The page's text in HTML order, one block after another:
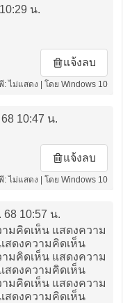
น.
แจ้งลบ
: ไม่แสดง | โดย Windows 10
10:47 น.
แจ้งลบ
: ไม่แสดง | โดย Windows 10
68 10:57 น.
มคิดเห็น แสดงความ
สดงความคิดเห็น
มคิดเห็น แสดงความ
สดงความคิดเห็น
มคิดเห็น แสดงความ
สดงความคิดเห็น